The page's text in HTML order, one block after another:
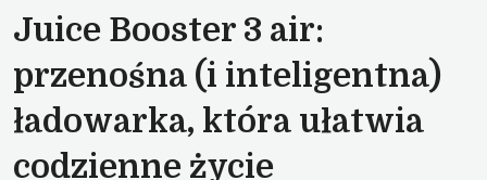
Juice Booster 3 air:
przenośna (i inteligentna)
ładowarka, która ułatwia
codzienne życie